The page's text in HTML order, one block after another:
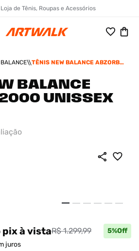
de Tênis, Roupas e Acessórios
BALANCE
TÊNIS NEW BALANCE ABZORB
BALANCE
UNISSEX
pixà vistaR$ 1.299,99 5%Off
juros